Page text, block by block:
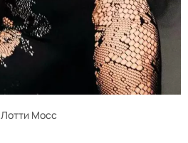
Лотти Мосс